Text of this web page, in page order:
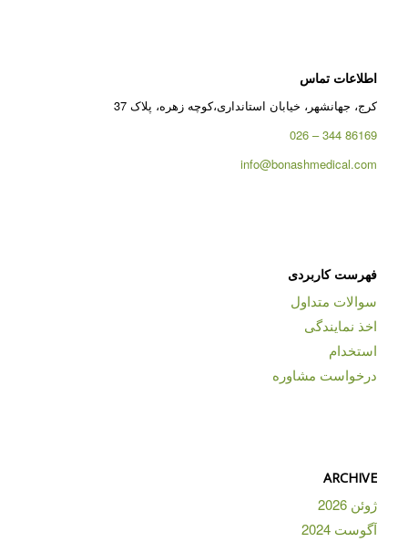
اطلاعات تماس
کرج، جهانشهر، خیابان استانداری،کوچه زهره، پلاک 37
86169 344 – 026
info@bonashmedical.com
فهرست کاربردی
سوالات متداول
اخذ نمایندگی
استخدام
درخواست مشاوره
ARCHIVE
ژوئن 2026
آگوست 2024